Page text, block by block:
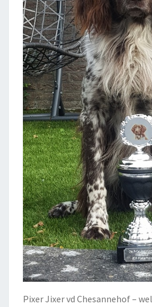
Pixer Jixer vd Chesannehof –